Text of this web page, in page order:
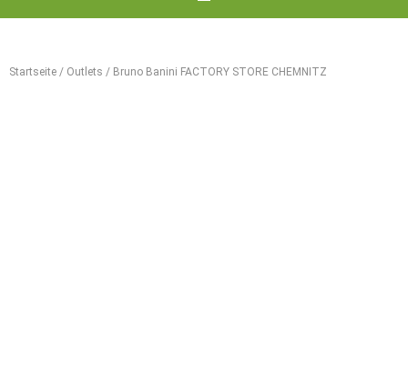
Startseite / Outlets / Bruno Banini FACTORY STORE CHEMNITZ